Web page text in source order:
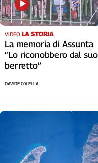
VIDEO LA STORIA
La memoria di Assunta
“Lo riconobbero dal suo
berretto”
DAVIDE COLELLA